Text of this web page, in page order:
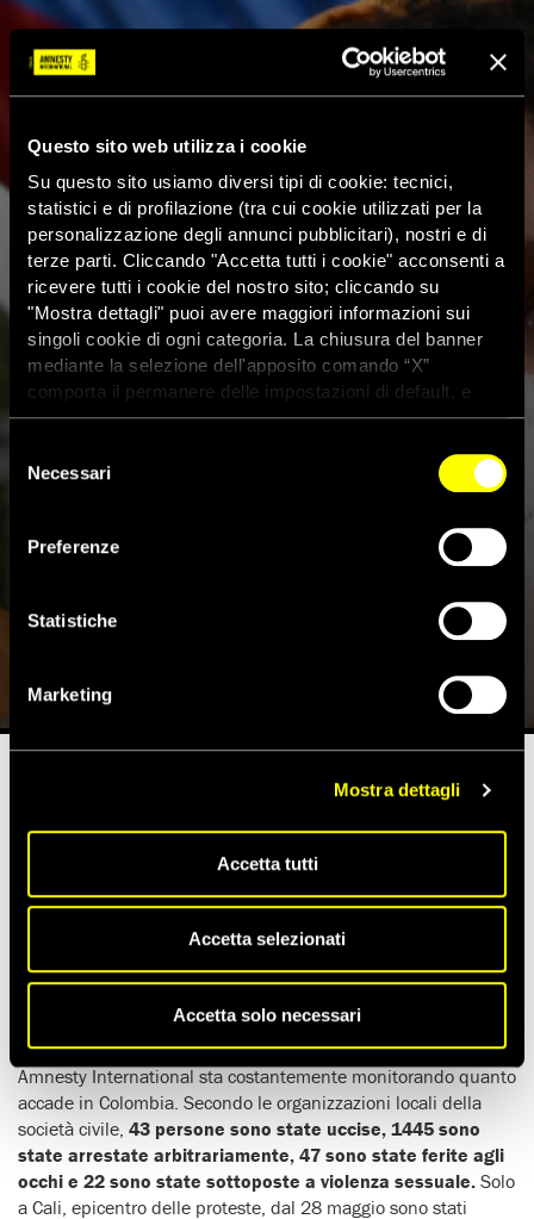
Questo sito web utilizza i cookie
Su questo sito usiamo diversi tipi di cookie: tecnici,
statistici e di profilazione (tra cui cookie utilizzati per la
personalizzazione degli annunci pubblicitari), nostri e di
terze parti. Cliccando "Accetta tutti i cookie" acconsenti a
ricevere tutti i cookie del nostro sito; cliccando su
"Mostra dettagli" puoi avere maggiori informazioni sui
singoli cookie di ogni categoria. La chiusura del banner
mediante la selezione dell'apposito comando “X”
comporta il permanere delle impostazioni di default, e
dunque la continuazione della navigazione con i cookie
dei cookie attivi sul sito clicca
delNecessari
Preferenze
Statistiche
Marketing
Mostra dettagli
Accetta tutti
Accetta selezionati
Accetta solo necessari
Colombia: Amnesty
International chiede agli stati
silenzio
1 Giugno 2021
International ha chiesto agli stati membri
dell’Organizzazione degli stati americani (Osa)
umani e i crimini di diritto internazionalecommessi dalle
forze di sicurezza della Colombia.
Dal 28 aprile, giorno in cui sono iniziate le manifestazioni,
Amnesty International sta costantemente monitorando quanto
accade in Colombia. Secondo le organizzazioni locali della
società civile, 43 persone sono state uccise, 1445 sono
state arrestate arbitrariamente, 47 sono state ferite agli
occhi e 22 sono state sottoposte a violenza sessuale. Solo
a Cali, epicentro delle proteste, dal 28 maggio sono stati